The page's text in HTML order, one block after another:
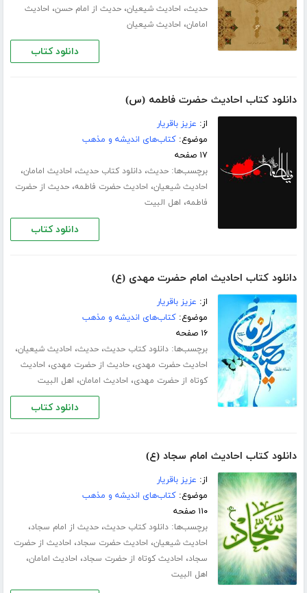
حدیث، احادیث شیعیان،حدیث از امام حسن، احادیث
امامان، احادیث شیعیان
دانلود کتاب
دانلود کتاب احادیث حضرت فاطمه (س)
از: عزیز باقریار
موضوع:کتاب‌های اندیشه و مذهب
۱۷ صفحه
برچسب‌ها:حدیث،دانلود کتاب حدیث، احادیث امامان،
احادیث شیعیان، احادیث حضرت فاطمه،حدیث از حضرت
فاطمه، اهل البیت
دانلود کتاب
دانلود کتاب احادیث امام حضرت مهدی (ع)
از: عزیز باقریار
موضوع:کتاب‌های اندیشه و مذهب
۱۶ صفحه
برچسب‌ها:دانلود کتاب حدیث،حدیث، احادیث شیعیان،
احادیث حضرت مهدی،حادیث از حضرت مهدی، احادیث
کوتاه از حضرت مهدی، احادیث امامان، اهل البیت
دانلود کتاب
دانلود کتاب احادیث امام سجاد (ع)
از: عزیز باقریار
موضوع:کتاب‌های اندیشه و مذهب
۱۱۰ صفحه
برچسب‌ها:دانلود کتاب حدیث،حدیث از امام سجاد،
احادیث شیعیان، احادیث حضرت سجاد، احادیث از حضرت
سجاد، احادیث کوتاه از حضرت سجاد، احادیث امامان،
اهل البیت